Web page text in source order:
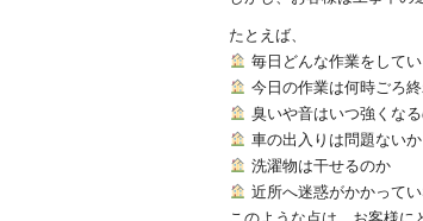
たとえば、
毎日どんな作業をして
今日の作業は何時ごろ
臭いや音はいつ強くな
車の出入りは問題ないか
洗濯物は干せるのか
近所へ迷惑がかかって